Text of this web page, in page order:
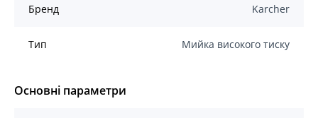
Бренд Karcher
Тип Мийка високого тиску
Основні параметри